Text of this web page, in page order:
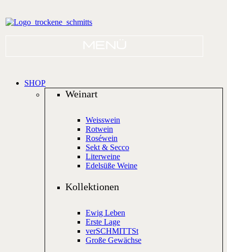
SHOP
Weinart
Weisswein
Rotwein
Roséwein
Sekt & Secco
Literweine
Edelsüße Weine
Kollektionen
Ewig Leben
Erste Lage
verSCHMITTSt
Große Gewächse